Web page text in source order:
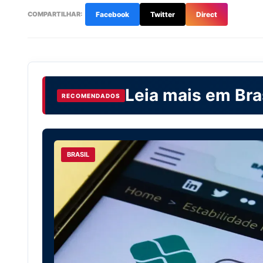
COMPARTILHAR: Facebook Twitter Direct
RECOMENDADOS Leia mais em
BRASIL